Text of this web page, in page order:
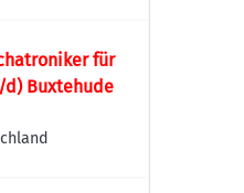
für
Buxtehude